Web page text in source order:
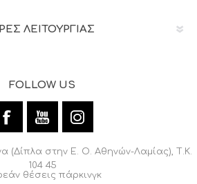
ΛΕΙΤΟΥΡΓΙΑΣ
FOLLOW US
(Δίπλα στην Ε. Ο. Αθηνών-Λαμίας), Τ.Κ.
104 45
θέσεις πάρκινγκ